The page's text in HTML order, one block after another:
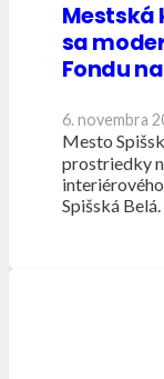
Mestská
sa
Fondu
6. novembra
Mesto
prostriedky
Spišská